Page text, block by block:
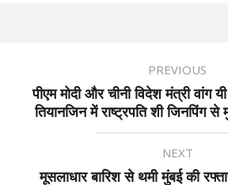
PREVIOUS
पीएम मोदी और चीनी विदेश मंत्री वांग
तियानजिन में राष्ट्रपति शी जिनपिंग
NEXT
मूसलाधार बारिश से थमी मुंबई की